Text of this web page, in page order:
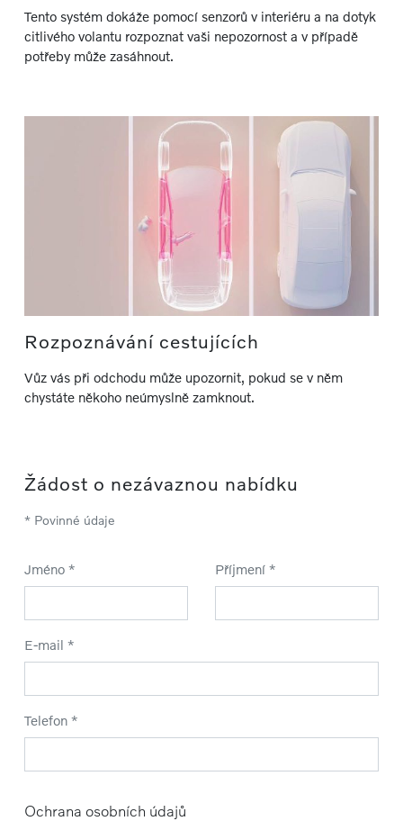
Tento systém dokáže pomocí senzorů v interiéru a na dotyk
citlivého volantu rozpoznat vaši nepozornost a v případě
potřeby může zasáhnout.
Rozpoznávání cestujících
Vůz vás při odchodu může upozornit, pokud se v něm
chystáte někoho neúmyslně zamknout.
Žádost o nezávaznou nabídku
* Povinné údaje
Jméno * Příjmení *
E-mail *
Telefon *
Ochrana osobních údajů